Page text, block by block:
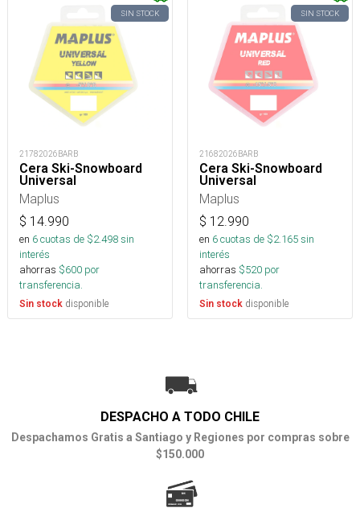
SIN STOCK
21782026BARB
Cera Ski-Snowboard
Universal
Maplus
$ 14.990
en 6cuotas de $2.498sin
interés
ahorras $600 por
transferencia.
Sin stock disponible
SIN STOCK
21682026BARB
Cera Ski-Snowboard
Universal
Maplus
$ 12.990
en 6cuotas de $2.165sin
interés
ahorras $520 por
transferencia.
Sin stock disponible
DESPACHO A TODO CHILE
Despachamos Gratis a Santiago y Regiones por compras sobre
$150.000